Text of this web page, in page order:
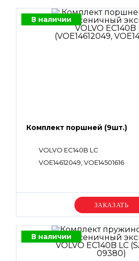
В наличии
Комплект поршней (9шт.)
VOLVO EC140B LC
VOE14612049, VOE14501616
Уточняйте цену
В наличии